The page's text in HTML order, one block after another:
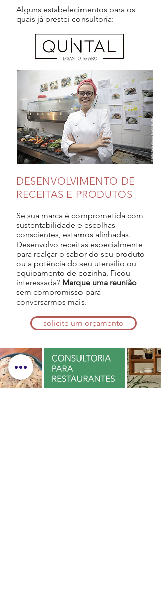
Alguns estabelecimentos para os
quais já prestei consultoria:
DESENVOLVIMENTO DE
RECEITAS E PRODUTOS
Se sua marca é comprometida com
sustentabilidade e escolhas
conscientes, estamos alinhadas.
Desenvolvo receitas especialmente
para realçar o sabor do seu produto
ou a potência do seu utensílio ou
equipamento de cozinha. Ficou
interessada? Marque uma reunião
sem compromisso para
conversarmos mais.
solicite um orçamento